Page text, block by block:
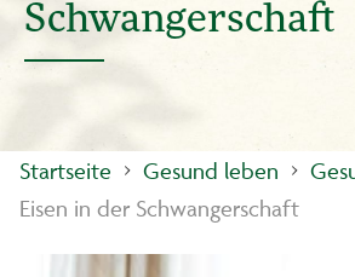
Schwangerschaft
Startseite Gesund leben
Eisen in der Schwangerschaft